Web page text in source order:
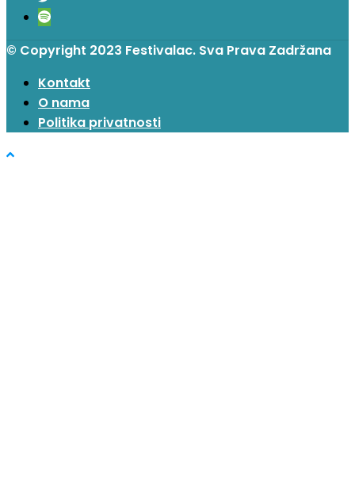
© Copyright 2023 Festivalac. Sva Prava Zadržana
Kontakt
O nama
Politika privatnosti